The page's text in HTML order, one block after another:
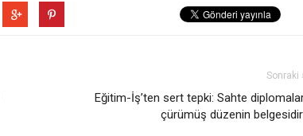
Sonraki
Eğitim-İş’ten sert tepki: Sahte
çürümüş düzenin